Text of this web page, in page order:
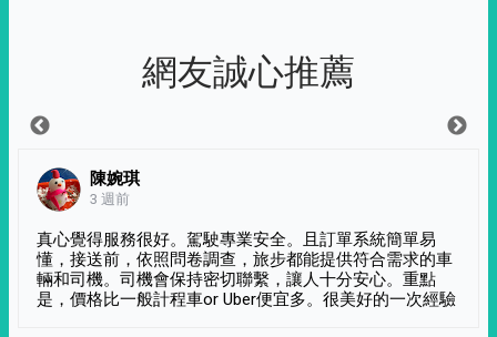
網友誠心推薦
陳婉琪
3 週前
真心覺得服務很好。駕駛專業安全。且訂單系統簡單易
懂，接送前，依照問卷調查，旅步都能提供符合需求的車
輛和司機。司機會保持密切聯繫，讓人十分安心。重點
是，價格比一般計程車or Uber便宜多。很美好的一次經驗